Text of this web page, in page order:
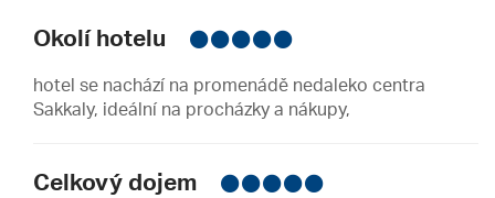
Okolí hotelu
hotel se nachází na promenádě nedaleko centra
Sakkaly, ideální na procházky a nákupy,
Celkový dojem